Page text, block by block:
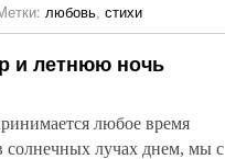
любовь, стихи
и летнюю ночь
любое время
солнечных лучах днем, мы с